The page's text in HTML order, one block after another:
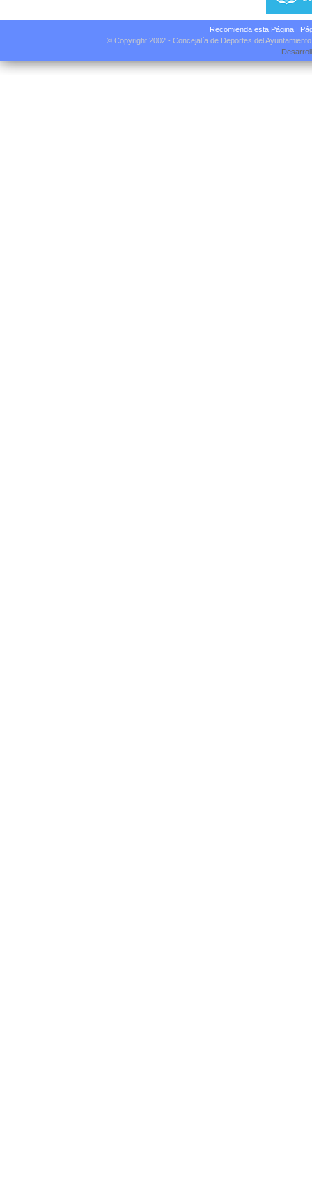
Recomienda esta Página |
© Copyright 2002 - Concejalía de Deportes del